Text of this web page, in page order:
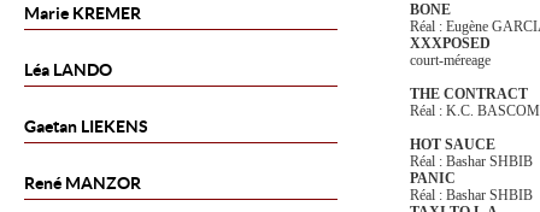
Marie KREMER
Léa LANDO
Gaetan LIEKENS
René MANZOR
BONE
Réal : Eugène
XXXPOSED
court-méreage
THE CONTRACT
Réal : K.C.
HOT SAUCE
Réal : Bashar SHBIB
PANIC
Réal : Bashar SHBIB